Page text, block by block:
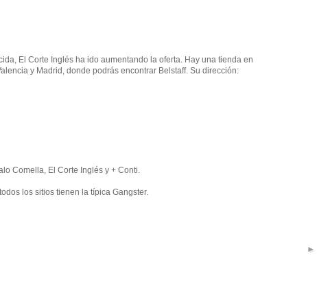
El Corte Inglés ha ido aumentando la oferta. Hay una tienda en
y Madrid, donde podrás encontrar Belstaff. Su dirección:
Comella, El Corte Inglés y + Conti.
los sitios tienen la típica Gangster.
►